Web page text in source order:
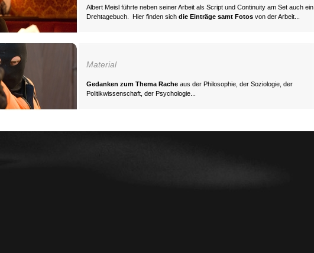
Albert Meisl führte neben seiner Arbeit als Script und Continuity am Set auch ein
Drehtagebuch. Hier finden sich die Einträge samt Fotos von der Arbeit...
Material
Gedanken zum Thema Rache aus der Philosophie, der Soziologie, der
Politikwissenschaft, der Psychologie...